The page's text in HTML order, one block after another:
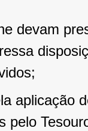
devam
aplicação
pelo